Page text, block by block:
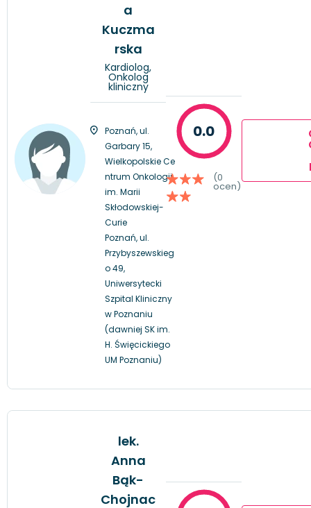
a
Kuczma
rska
Kardiolog,
Onkolog
kliniczny
Poznań, ul.
Garbary 15,
Wielkopolskie Ce
ntrum Onkologii
im. Marii
Skłodowskiej-
Curie
Poznań, ul.
Przybyszewskieg
o 49,
Uniwersytecki
Szpital Kliniczny
w Poznaniu
(dawniej SK im.
H. Święcickiego
UM Poznaniu)
0.0
(0
ocen)
lek.
Anna
Bąk-
Chojnac